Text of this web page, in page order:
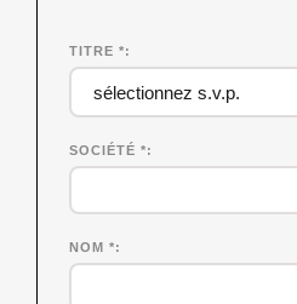
TITRE *
SOCIÉTÉ*
NOM*